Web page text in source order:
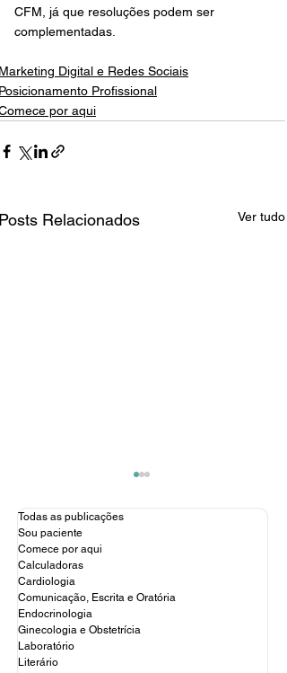
CFM, já que resoluções podem ser
complementadas.
Digital e Redes Sociais
Profissional
por aqui
Relacionados Ver tudo
Instagram médico: 3
referências para você
começar ainda hoje
Todas as publicações
Sou paciente
Comece por aqui
Calculadoras
Cardiologia
Comunicação, Escrita e Oratória
Endocrinologia
Ginecologia e Obstetrícia
Laboratório
Literário